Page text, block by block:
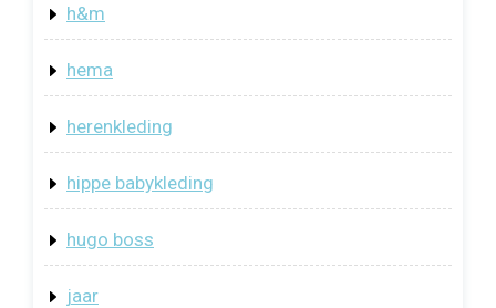
h&m
hema
herenkleding
hippe babykleding
hugo boss
jaar